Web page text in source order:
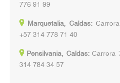
776 91 99
Marquetalia, Caldas:
+57 314 778 71 40
Pensilvania, Caldas:Carrera
314 784 34 57